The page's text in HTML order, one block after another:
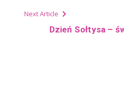
Next Article
Dzień Sołtysa –